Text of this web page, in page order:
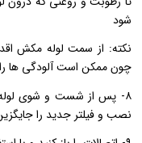
شود
نکته: از سمت لوله مکش
چون ممکن است آلودگی ها
۸- پس از شست و شوی
نصب و فیلتر جدید را